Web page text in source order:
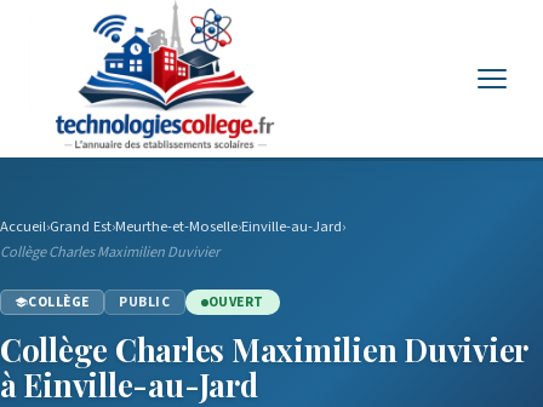
Accueil›Grand Est›Meurthe-et-Moselle›Einville-au-Jard›
Collège Charles Maximilien Duvivier
COLLÈGE PUBLIC OUVERT
Collège Charles Maximilien Duvivier
à Einville-au-Jard